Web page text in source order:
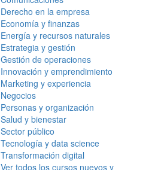
Derecho en la empresa
Economía y finanzas
Energía y recursos naturales
Estrategia y gestión
Gestión de operaciones
Innovación y emprendimiento
Marketing y experiencia
Negocios
Personas y organización
Salud y bienestar
Sector público
Tecnología y data science
Transformación digital
Ver todos los cursos nuevos y